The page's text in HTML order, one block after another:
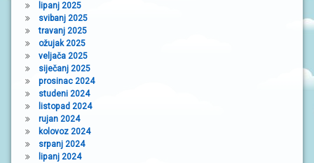
lipanj 2025
svibanj 2025
travanj 2025
ožujak 2025
veljača 2025
siječanj 2025
prosinac 2024
studeni 2024
listopad 2024
rujan 2024
kolovoz 2024
srpanj 2024
lipanj 2024